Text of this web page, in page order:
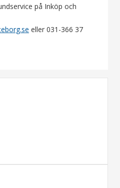
på Inköp och
eller 031-366 37